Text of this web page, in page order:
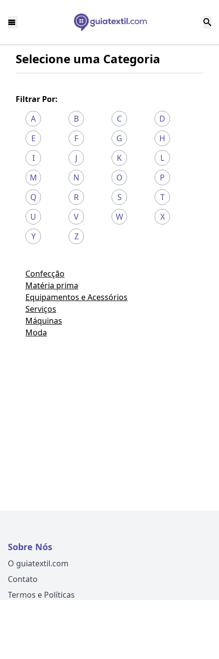
Selecione uma Categoria
Filtrar Por:
A
B C
D
E
F G
H
I
J K
L
M
N O
P
Q
R S
T
U
V W
X
Y
Z
Confecção
Matéria prima
Equipamentos e Acessórios
Serviços
Máquinas
Moda
Sobre Nós
O guiatextil.com
Contato
Termos e Políticas